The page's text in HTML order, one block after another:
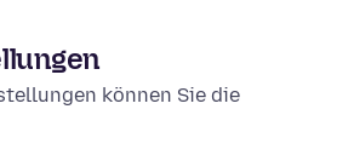
können Sie die